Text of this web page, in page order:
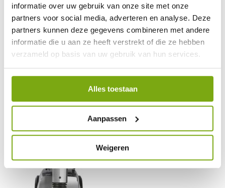
informatie over uw gebruik van onze site met onze
partners voor social media, adverteren en analyse. Deze
partners kunnen deze gegevens combineren met andere
informatie die u aan ze heeft verstrekt of die ze hebben
verzameld op basis van uw gebruik van hun services.
Alles toestaan
Aanpassen
Weigeren